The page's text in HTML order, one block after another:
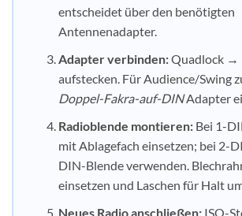
entscheidet über den benötigten
Antennenadapter.
Adapter verbinden:Quadlock →
aufstecken. Für Audience/Swing
Doppel-Fakra-auf-DINAdapter
Radioblende montieren:Bei 1-
mit Ablagefach einsetzen; bei 2-
DIN-Blende verwenden.
einsetzen und Laschen für Halt
Neues Radio anschließen:ISO-